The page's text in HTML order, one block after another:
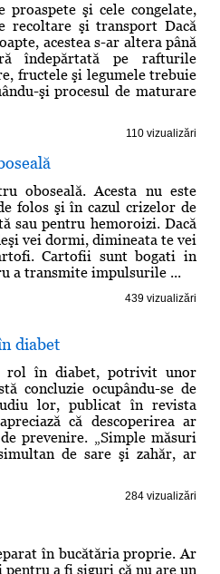
şi cele congelate,
recoltare şi transport Dacă
acestea s-ar altera până
îndepărtată pe rafturile
fructele şi legumele trebuie
şi procesul de maturare
110 vizualizări
oboseală. Acesta nu este
folos şi în cazul crizelor de
sau pentru hemoroizi. Dacă
vei dormi, dimineata te vei
Cartofii sunt bogati in
a transmite impulsurile ...
439 vizualizări
diabet
rol în diabet, potrivit unor
concluzie ocupându-se de
lor, publicat în revista
că descoperirea ar
prevenire. „Simple măsuri
de sare şi zahăr, ar
284 vizualizări
în bucătăria proprie. Ar
a fi siguri că nu are un